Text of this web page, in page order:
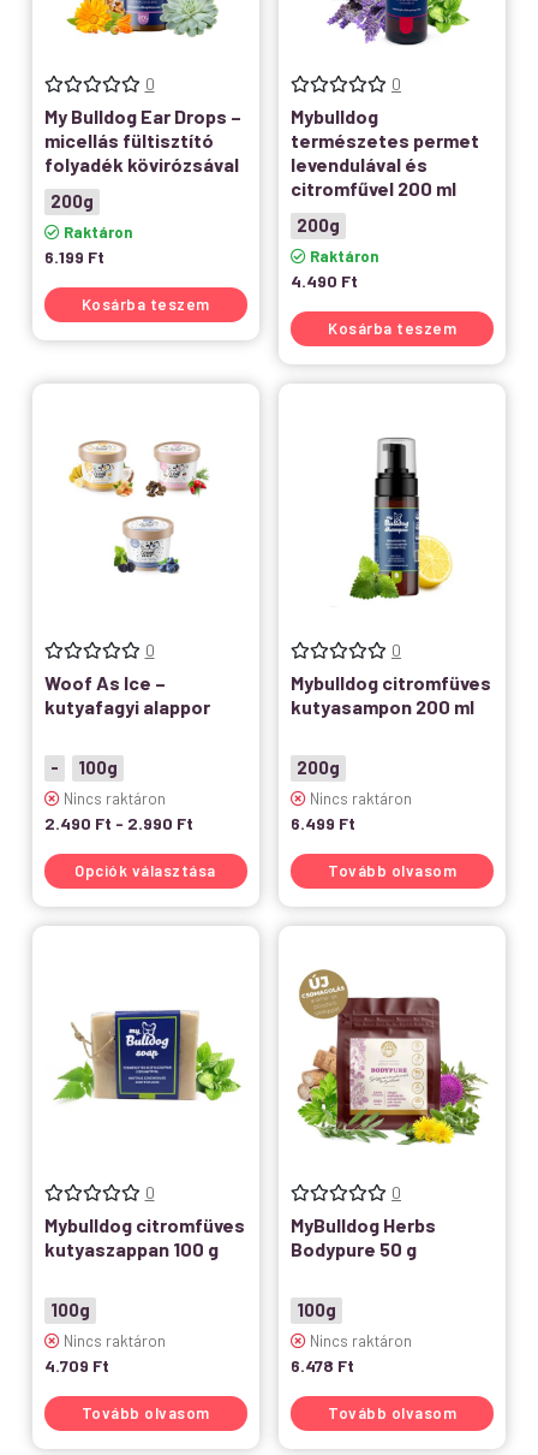
0
My Bulldog Ear Drops –
micellás fültisztító
folyadék kövirózsával
200g
Raktáron
6.199 Ft
Kosárba teszem
0
Mybulldog
természetes permet
levendulával és
citromfűvel 200 ml
200g
Raktáron
4.490 Ft
Kosárba teszem
0
Woof As Ice –
kutyafagyi alappor
- 100g
Nincs raktáron
2.490 Ft - 2.990 Ft
Opciók választása
0
Mybulldog citromfüves
kutyasampon 200 ml
200g
Nincs raktáron
6.499 Ft
Tovább olvasom
0
Mybulldog citromfüves
kutyaszappan 100 g
100g
Nincs raktáron
4.709 Ft
Tovább olvasom
0
MyBulldog Herbs
Bodypure 50 g
100g
Nincs raktáron
6.478 Ft
Tovább olvasom